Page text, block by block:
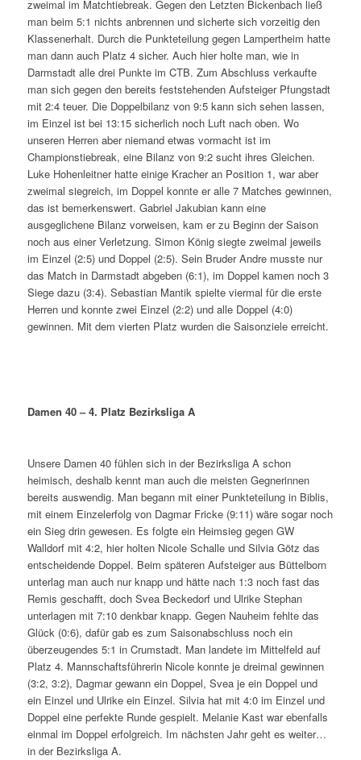
zweimal im Matchtiebreak. Gegen den Letzten Bickenbach ließ
man beim 5:1 nichts anbrennen und sicherte sich vorzeitig den
Klassenerhalt. Durch die Punkteteilung gegen Lampertheim hatte
man dann auch Platz 4 sicher. Auch hier holte man, wie in
Darmstadt alle drei Punkte im CTB. Zum Abschluss verkaufte
man sich gegen den bereits feststehenden Aufsteiger Pfungstadt
mit 2:4 teuer. Die Doppelbilanz von 9:5 kann sich sehen lassen,
im Einzel ist bei 13:15 sicherlich noch Luft nach oben. Wo
unseren Herren aber niemand etwas vormacht ist im
Championstiebreak, eine Bilanz von 9:2 sucht ihres Gleichen.
Luke Hohenleitner hatte einige Kracher an Position 1, war aber
zweimal siegreich, im Doppel konnte er alle 7 Matches gewinnen,
das ist bemerkenswert. Gabriel Jakubian kann eine
ausgeglichene Bilanz vorweisen, kam er zu Beginn der Saison
noch aus einer Verletzung. Simon König siegte zweimal jeweils
im Einzel (2:5) und Doppel (2:5). Sein Bruder Andre musste nur
das Match in Darmstadt abgeben (6:1), im Doppel kamen noch 3
Siege dazu (3:4). Sebastian Mantik spielte viermal für die erste
Herren und konnte zwei Einzel (2:2) und alle Doppel (4:0)
gewinnen. Mit dem vierten Platz wurden die Saisonziele erreicht.
Damen 40 – 4. Platz Bezirksliga A
Unsere Damen 40 fühlen sich in der Bezirksliga A schon
heimisch, deshalb kennt man auch die meisten Gegnerinnen
bereits auswendig. Man begann mit einer Punkteteilung in Biblis,
mit einem Einzelerfolg von Dagmar Fricke (9:11) wäre sogar noch
ein Sieg drin gewesen. Es folgte ein Heimsieg gegen GW
Walldorf mit 4:2, hier holten Nicole Schalle und Silvia Götz das
entscheidende Doppel. Beim späteren Aufsteiger aus Büttelborn
unterlag man auch nur knapp und hätte nach 1:3 noch fast das
Remis geschafft, doch Svea Beckedorf und Ulrike Stephan
unterlagen mit 7:10 denkbar knapp. Gegen Nauheim fehlte das
Glück (0:6), dafür gab es zum Saisonabschluss noch ein
überzeugendes 5:1 in Crumstadt. Man landete im Mittelfeld auf
Platz 4. Mannschaftsführerin Nicole konnte je dreimal gewinnen
(3:2, 3:2), Dagmar gewann ein Doppel, Svea je ein Doppel und
ein Einzel und Ulrike ein Einzel. Silvia hat mit 4:0 im Einzel und
Doppel eine perfekte Runde gespielt. Melanie Kast war ebenfalls
einmal im Doppel erfolgreich. Im nächsten Jahr geht es weiter…
in der Bezirksliga A.